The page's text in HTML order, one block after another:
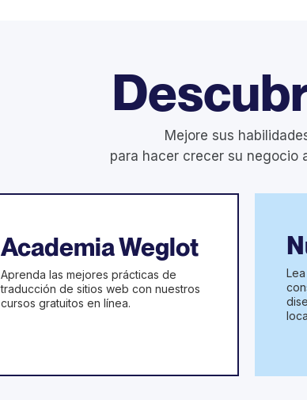
Mejore sus
para hacer crecer su negocio
Academia Weglot
Aprenda las mejores prácticas de
traducción de sitios web con nuestros
cursos gratuitos en línea.